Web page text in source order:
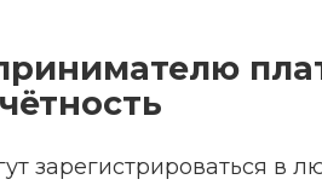
зарегистрироваться в